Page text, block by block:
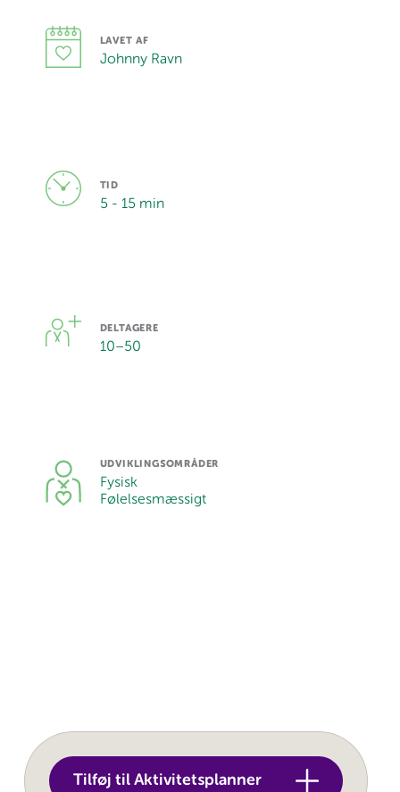
LAVET AF
Johnny Ravn
TID
5 - 15 min
DELTAGERE
10–50
UDVIKLINGSOMRÅDER
Fysisk
Følelsesmæssigt
Tilføj til Aktivitetsplanner